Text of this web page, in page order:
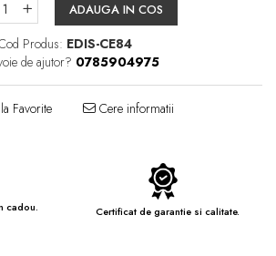
ADAUGA IN COS
Produs: EDIS-CE84
de ajutor? 0785904975
Favorite Cere informatii
cadou. Certificat de garantie si calitate.